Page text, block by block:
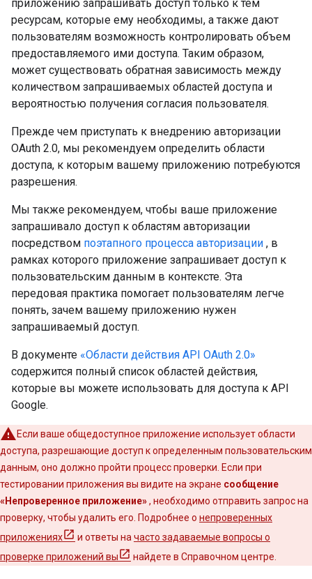
приложению запрашивать доступ только к тем
ресурсам, которые ему необходимы, а также дают
пользователям возможность контролировать объем
предоставляемого ими доступа. Таким образом,
может существовать обратная зависимость между
количеством запрашиваемых областей доступа и
вероятностью получения согласия пользователя.
Прежде чем приступать к внедрению авторизации
OAuth 2.0, мы рекомендуем определить области
доступа, к которым вашему приложению потребуются
разрешения.
Мы также рекомендуем, чтобы ваше приложение
запрашивало доступ к областям авторизации
посредством поэтапного процесса авторизации , в
рамках которого приложение запрашивает доступ к
пользовательским данным в контексте. Эта
передовая практика помогает пользователям легче
понять, зачем вашему приложению нужен
запрашиваемый доступ.
В документе «Области действия API OAuth 2.0»
содержится полный список областей действия,
которые вы можете использовать для доступа к API
Google.
Если ваше общедоступное приложение использует области
доступа, разрешающие доступ к определенным пользовательским
данным, оно должно пройти процесс проверки. Если при
тестировании приложения вы видите на экране сообщение
«Непроверенное приложение», необходимо отправить запрос на
проверку, чтобы удалить его. Подробнее о непроверенных
приложениях
и ответы на часто задаваемые вопросы о
проверке приложений вы
найдете в Справочном центре.